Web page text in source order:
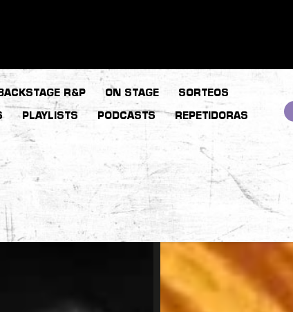
R&P ON STAGE SORTEOS
PLAYLISTS PODCASTS REPETIDORAS